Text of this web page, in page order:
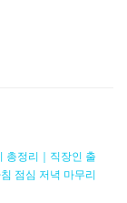
총정리｜직장인 출
점심 저녁 마무리